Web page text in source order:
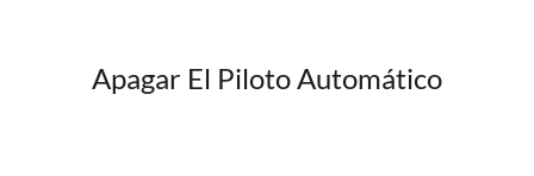
Apagar El Piloto Automático